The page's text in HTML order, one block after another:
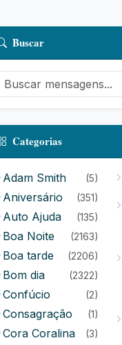
Buscar
Categorias
Adam Smith (5)
Aniversário (351)
Auto Ajuda (135)
Boa Noite (2163)
Boa tarde (2206)
Bom dia (2322)
Confúcio (2)
Consagração (1)
Cora Coralina (3)